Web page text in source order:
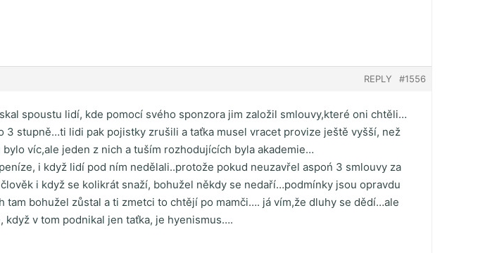
#1556
REPLY
spoustu lidí, kde pomocí svého sponzora jim založil smlouvy,které oni chtěli…
3 stupně…ti lidi pak pojistky zrušili a taťka musel vracet provize ještě vyšší, než
víc,ale jeden z nich a tuším rozhodujících byla akademie…
i když lidí pod ním nedělali..protože pokud neuzavřel aspoń 3 smlouvy za
i když se kolikrát snaží, bohužel někdy se nedaří…podmínky jsou opravdu
bohužel zůstal a ti zmetci to chtějí po mamči…. já vím,že dluhy se dědí…ale
v tom podnikal jen taťka, je hyenismus….